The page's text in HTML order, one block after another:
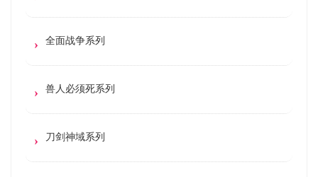
全面战争系列
兽人必须死系列
刀剑神域系列